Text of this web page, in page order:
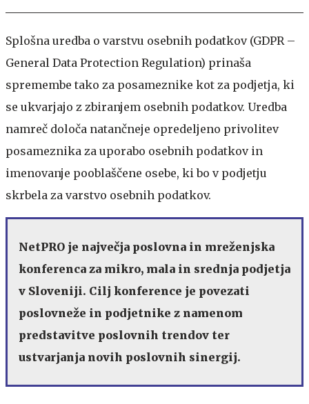
Splošna uredba o varstvu osebnih podatkov (GDPR –
General Data Protection Regulation) prinaša
spremembe tako za posameznike kot za podjetja, ki
se ukvarjajo z zbiranjem osebnih podatkov. Uredba
namreč določa natančneje opredeljeno privolitev
posameznika za uporabo osebnih podatkov in
imenovanje pooblaščene osebe, ki bo v podjetju
skrbela za varstvo osebnih podatkov.
NetPRO je največja poslovna in mreženjska
konferenca za mikro, mala in srednja podjetja
v Sloveniji. Cilj konference je povezati
poslovneže in podjetnike z namenom
predstavitve poslovnih trendov ter
ustvarjanja novih poslovnih sinergij.